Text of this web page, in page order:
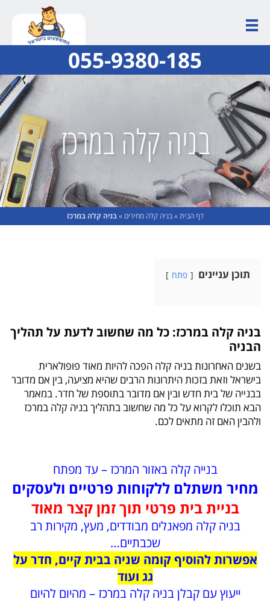
055-9380-185
בניה קלה במרכז
דף הבית»בניה קלה מחירים »בניה קלה במרכז
תוכן עניינים פתח
בניה קלה במרכז: כל מה שחשוב לדעת על תהליך
הבניה
בשנים האחרונות בניה קלה הפכה להיות מאוד פופולארית
בישראל וזאת בזכות היתרונות הרבים שהיא מציעה, בין אם מדובר
בבנייה של בית חדש ובין אם מדובר בתוספת של חדר. במאמר
הבא תוכלו לקרוא על כל מה שחשוב בתהליך בניה קלה במרכז
ולהבין האם זה מתאים לכם.
בנייה קלה באזור המרכז – עד מפתח
מחיר משתלם ללקוחות פרטיים ולעסקים
בניית בית פרטי תוך זמן קצר מאוד
בניה קלה מפאנלים מבודדים, מעץ, מקירות רב
שכבתיים…
אפשרות להוסיף קומה שניה בבית קיים, חדר על
גג ועוד
ייעוץ עם קבלן בניה קלה במרכז – מהיום להיום